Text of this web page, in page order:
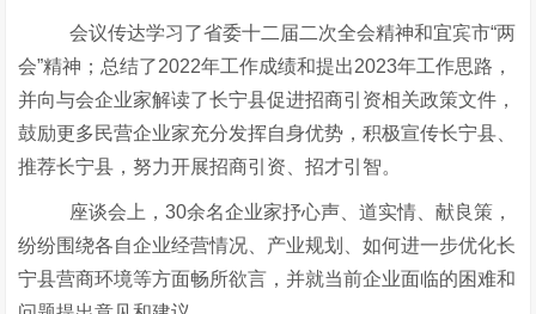
会议传达学习了省委十二届二次全会精神和宜宾市“两
会”精神；总结了2022年工作成绩和提出2023年工作思路，
并向与会企业家解读了长宁县促进招商引资相关政策文件，
鼓励更多民营企业家充分发挥自身优势，积极宣传长宁县、
推荐长宁县，努力开展招商引资、招才引智。
座谈会上，30余名企业家抒心声、道实情、献良策，
纷纷围绕各自企业经营情况、产业规划、如何进一步优化长
宁县营商环境等方面畅所欲言，并就当前企业面临的困难和